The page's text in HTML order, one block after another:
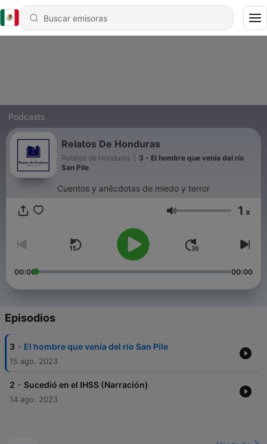
Podcasts
Relatos De Honduras
Relatos de Honduras
3 - El hombre que venía del río
San Pile
Cuentos y anécdotas de miedo y terror
Volumen 1 x
00:00 00:00
Episodios
3 - El hombre que venía del río San Pile
15 ago. 2023
2 - Sucedió en el IHSS (Narración)
14 ago. 2023